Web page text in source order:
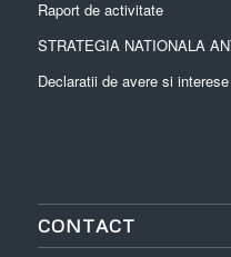
Raport de activitate
STRATEGIA NATIONALA
Declaratii de avere si interese
CONTACT